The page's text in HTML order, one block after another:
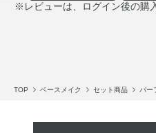
※レビューは、ログイン後の購
TOP ベースメイク セット商品 パー